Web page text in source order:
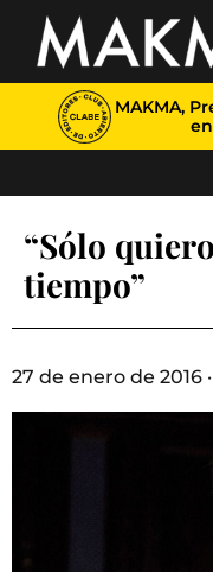
MAKMA,
“Sólo
tiempo”
27 de enero de 2016 ·